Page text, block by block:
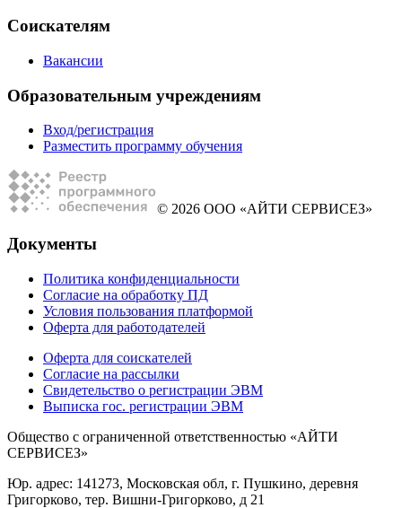
Соискателям
Вакансии
Образовательным учреждениям
Вход/регистрация
Разместить программу обучения
© 2026 ООО «АЙТИ СЕРВИСЕЗ»
Документы
Политика конфиденциальности
Согласие на обработку ПД
Условия пользования платформой
Оферта для работодателей
Оферта для соискателей
Согласие на рассылки
Свидетельство о регистрации ЭВМ
Выписка гос. регистрации ЭВМ
Общество с ограниченной ответственностью «АЙТИ
СЕРВИСЕЗ»
Юр. адрес: 141273, Московская обл, г. Пушкино, деревня
Григорково, тер. Вишни-Григорково, д 21